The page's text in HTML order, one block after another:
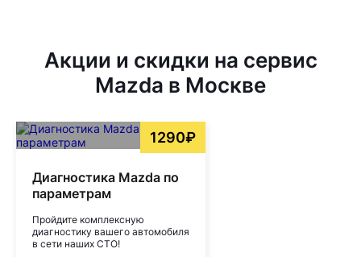
Акции и скидки на сервис
Mazda в Москве
1290₽
Диагностика Mazda по
параметрам
Пройдите комплексную
диагностику вашего автомобиля
в сети наших СТО!